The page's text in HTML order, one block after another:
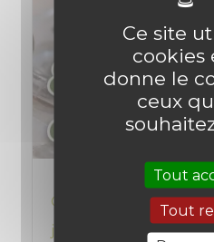
Quelles plantes
juillet et août ?
Ce site
cookies
donne le
ceux
Tout
Tout